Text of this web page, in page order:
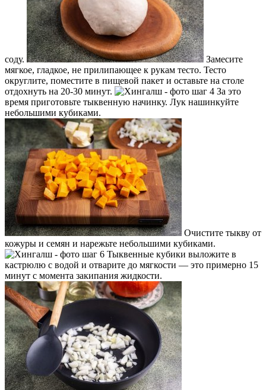
соду.
Замесите
мягкое, гладкое, не прилипающее к рукам тесто. Тесто
округлите, поместите в пищевой пакет и оставьте на столе
отдохнуть на 20-30 минут.
За это
время приготовьте тыквенную начинку. Лук нашинкуйте
небольшими кубиками.
Очистите тыкву от
кожуры и семян и нарежьте небольшими кубиками.
Тыквенные кубики выложите в
кастрюлю с водой и отварите до мягкости — это примерно 15
минут с момента закипания жидкости.